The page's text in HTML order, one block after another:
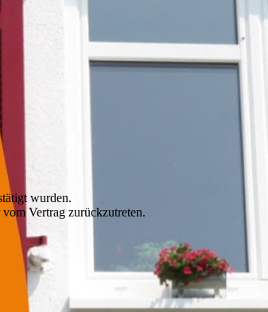
wurden.
Vertrag zurückzutreten.